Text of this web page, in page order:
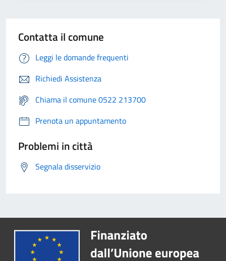
Contatta il comune
Leggi le domande frequenti
Richiedi Assistenza
Chiama il comune 0522 213700
Prenota un appuntamento
Problemi in città
Segnala disservizio